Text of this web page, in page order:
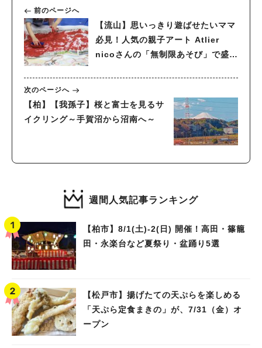
前のページへ
【流山】思いっきり遊ばせたいママ
必見！人気の親子アート Atlier
nicoさんの「無制限あそび」で盛大
次のページへ
【柏】【我孫子】桜と富士を見るサ
イクリング～手賀沼から沼南へ～
週間人気記事ランキング
【柏市】8/1(土)‐2(日) 開催！高田・篠籠
田・永楽台など夏祭り・盆踊り5選
【松戸市】揚げたての天ぷらを楽しめる
「天ぷら定食まきの」が、7/31（金）オ
ープン